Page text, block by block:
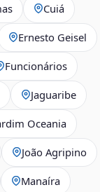
Cuiá
Ernesto Geisel
Funcionários
Jaguaribe
Oceania
João Agripino
Manaíra